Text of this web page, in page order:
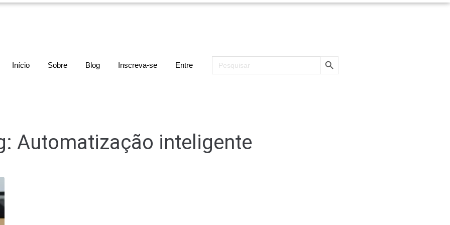
Início Sobre Blog Inscreva-se Entre
Search
for:
SEARCH BUTTON
Automatização inteligente